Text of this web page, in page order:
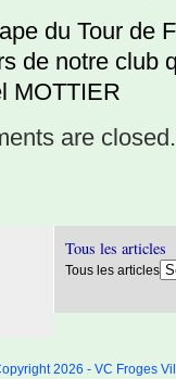
du Tour de
de notre club
MOTTIER
are closed.
Tous les articles
Tous les articles
2026 - VC Froges